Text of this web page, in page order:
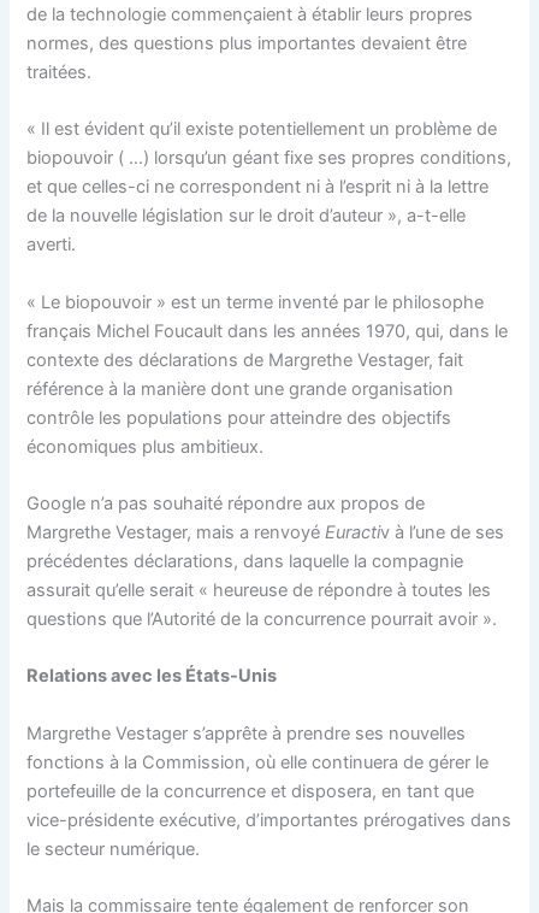
de la technologie commençaient à établir leurs propres
normes, des questions plus importantes devaient être
traitées.
« Il est évident qu’il existe potentiellement un problème de
biopouvoir ( …) lorsqu’un géant fixe ses propres conditions,
et que celles-ci ne correspondent ni à l’esprit ni à la lettre
de la nouvelle législation sur le droit d’auteur », a-t-elle
averti.
« Le biopouvoir » est un terme inventé par le philosophe
français Michel Foucault dans les années 1970, qui, dans le
contexte des déclarations de Margrethe Vestager, fait
référence à la manière dont une grande organisation
contrôle les populations pour atteindre des objectifs
économiques plus ambitieux.
Google n’a pas souhaité répondre aux propos de
Margrethe Vestager, mais a renvoyéEuractiv à l’une de ses
précédentes déclarations, dans laquelle la compagnie
assurait qu’elle serait « heureuse de répondre à toutes les
questions que l’Autorité de la concurrence pourrait avoir ».
Relations avec les États-Unis
Margrethe Vestager s’apprête à prendre ses nouvelles
fonctions à la Commission, où elle continuera de gérer le
portefeuille de la concurrence et disposera, en tant que
vice-présidente exécutive, d’importantes prérogatives dans
le secteur numérique.
Mais la commissaire tente également de renforcer son